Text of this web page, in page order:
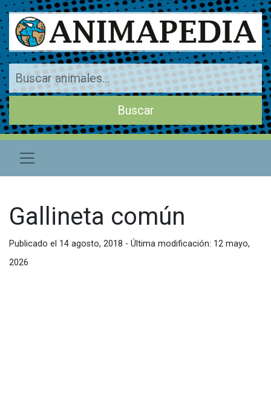
Gallineta común
Publicado el 14 agosto, 2018 - Última modificación: 12 mayo,
2026